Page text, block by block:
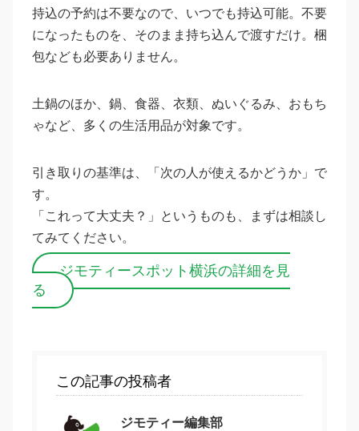
持込の予約は不要なので、いつでも持込可能。不要
になったものを、そのまま持ち込んで渡すだけ。梱
包なども必要ありません。
土鍋のほか、鍋、食器、衣類、ぬいぐるみ、おもち
ゃなど、多くの生活用品が対象です。
引き取りの基準は、「次の人が使えるかどうか」で
す。
「これって大丈夫？」というものも、まずは相談し
てみてください。
ジモティースポット横浜の詳細を見
る
この記事の投稿者
ジモティー編集部